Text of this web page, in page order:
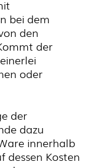
bei dem
den
der
oder
der
dazu
innerhalb
dessen Kosten